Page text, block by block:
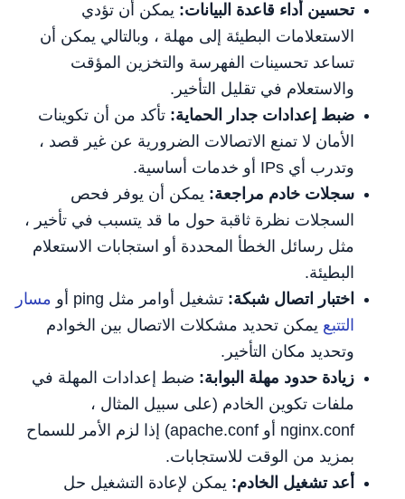
تحسين أداء قاعدة البيانات: يمكن أن تؤدي
الاستعلامات البطيئة إلى مهلة ، وبالتالي يمكن أن
تساعد تحسينات الفهرسة والتخزين المؤقت
والاستعلام في تقليل التأخير.
ضبط إعدادات جدار الحماية: تأكد من أن تكوينات
الأمان لا تمنع الاتصالات الضرورية عن غير قصد ،
وتدرب أي IPs أو خدمات أساسية.
سجلات خادم مراجعة: يمكن أن يوفر فحص
السجلات نظرة ثاقبة حول ما قد يتسبب في تأخير ،
مثل رسائل الخطأ المحددة أو استجابات الاستعلام
البطيئة.
اختبار اتصال شبكة: تشغيل أوامر مثل ping أو
مسار
التتبع يمكن تحديد مشكلات الاتصال بين الخوادم
وتحديد مكان التأخير.
زيادة حدود مهلة البوابة: ضبط إعدادات المهلة في
ملفات تكوين الخادم (على سبيل المثال ،
nginx.conf أو apache.conf) إذا لزم الأمر للسماح
بمزيد من الوقت للاستجابات.
أعد تشغيل الخادم: يمكن لإعادة التشغيل حل